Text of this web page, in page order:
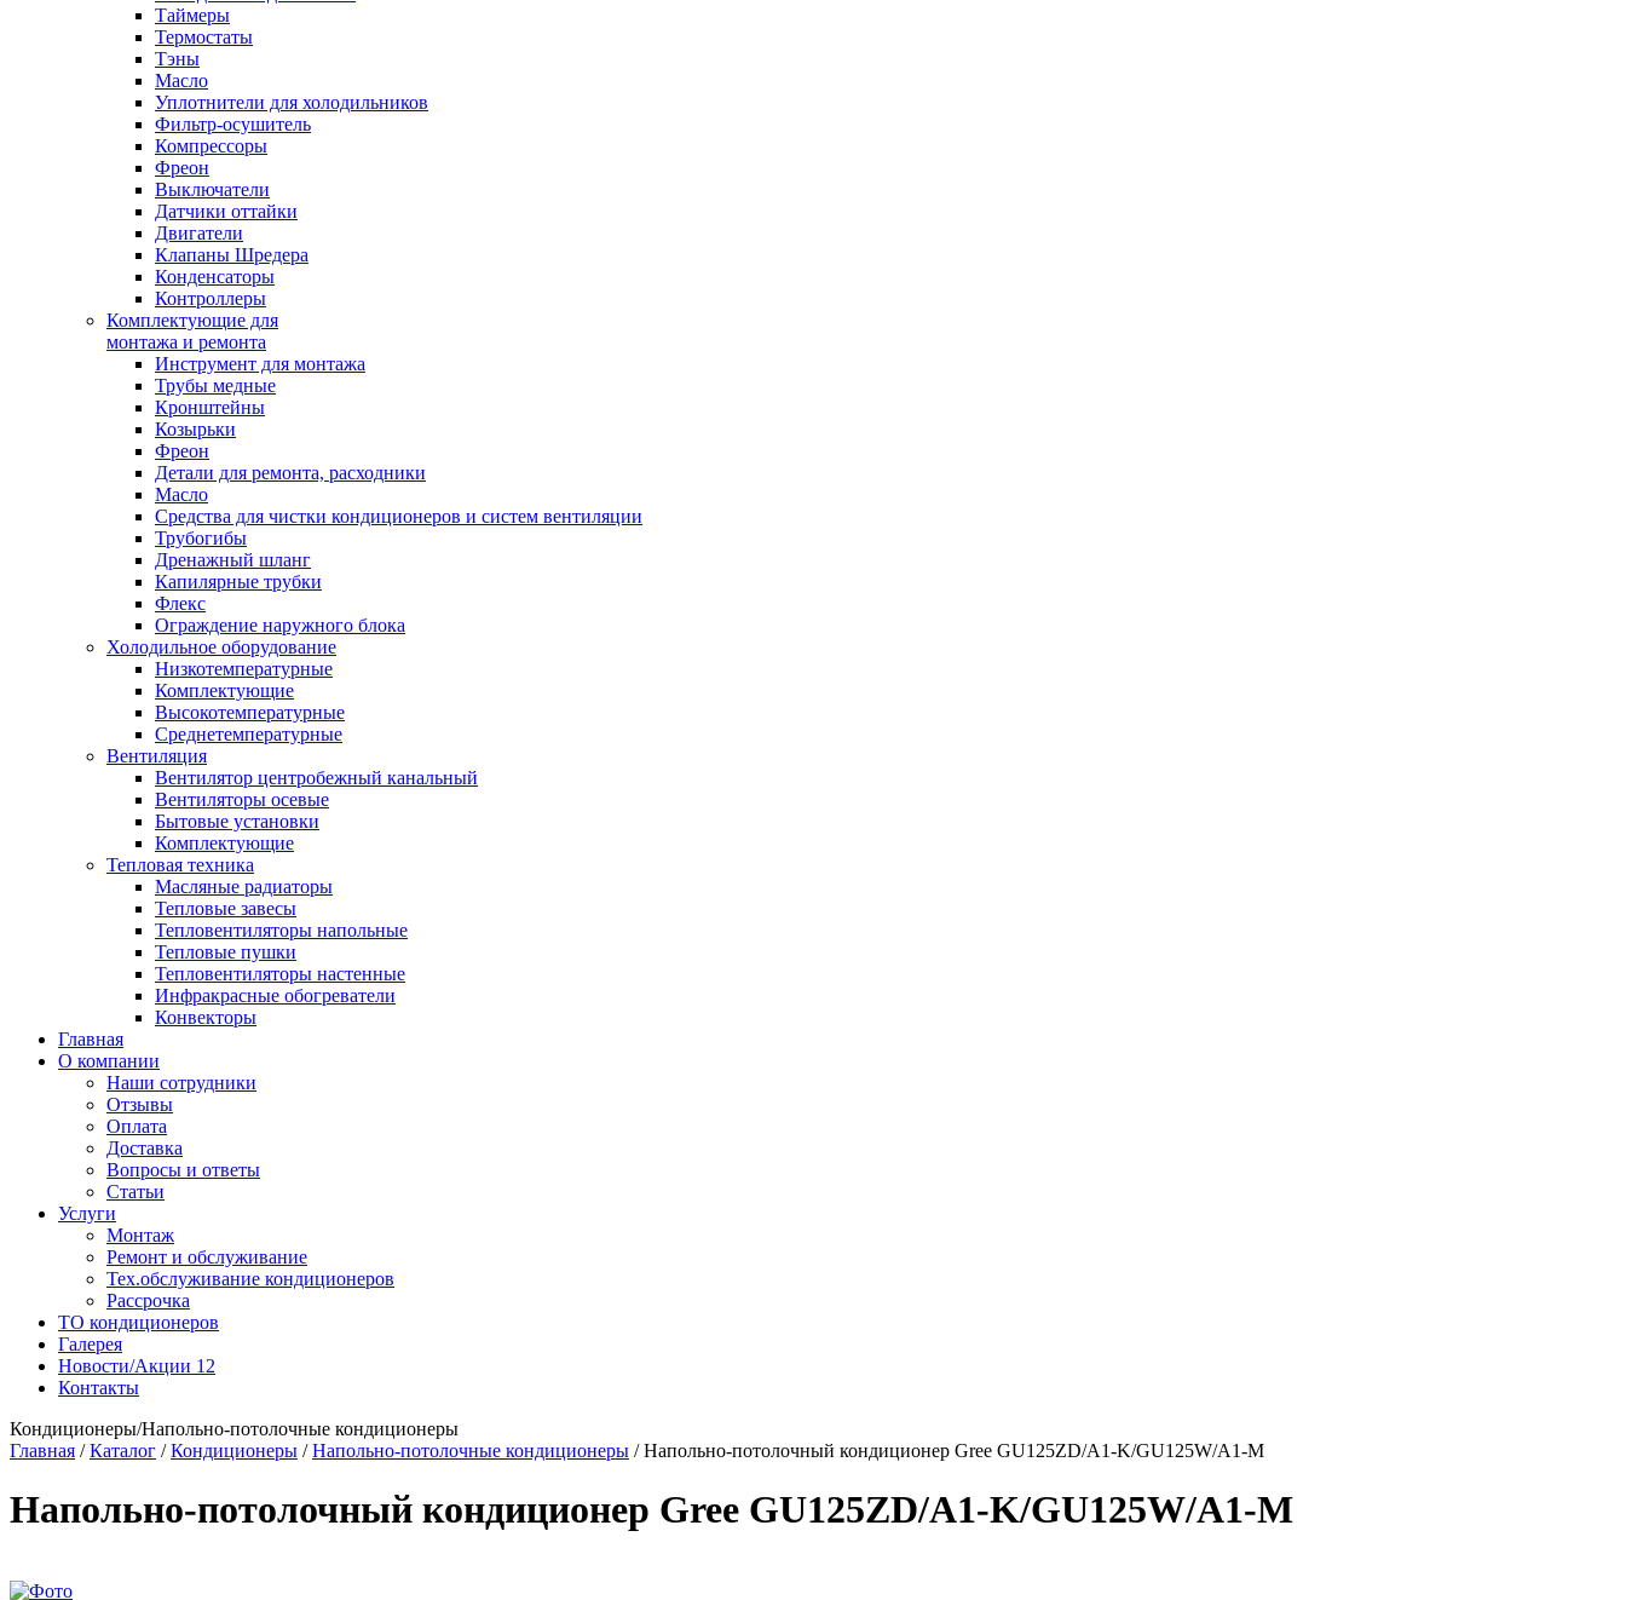
Таймеры
Термостаты
Тэны
Масло
Уплотнители для холодильников
Фильтр-осушитель
Компрессоры
Фреон
Выключатели
Датчики оттайки
Двигатели
Клапаны Шредера
Конденсаторы
Контроллеры
Комплектующие для
монтажа и ремонта
Инструмент для монтажа
Трубы медные
Кронштейны
Козырьки
Фреон
Детали для ремонта, расходники
Масло
Средства для чистки кондиционеров и систем вентиляции
Трубогибы
Дренажный шланг
Капилярные трубки
Флекс
Ограждение наружного блока
Холодильное оборудование
Низкотемпературные
Комплектующие
Высокотемпературные
Среднетемпературные
Вентиляция
Вентилятор центробежный канальный
Вентиляторы осевые
Бытовые установки
Комплектующие
Тепловая техника
Масляные радиаторы
Тепловые завесы
Тепловентиляторы напольные
Тепловые пушки
Тепловентиляторы настенные
Инфракрасные обогреватели
Конвекторы
Главная
О компании
Наши сотрудники
Отзывы
Оплата
Доставка
Вопросы и ответы
Статьи
Услуги
Монтаж
Ремонт и обслуживание
Тех.обслуживание кондиционеров
Рассрочка
ТО кондиционеров
Галерея
Новости/Акции 12
Контакты
Кондиционеры/Напольно-потолочные кондиционеры
Главная /Каталог /Кондиционеры /Напольно-потолочные кондиционеры /Напольно-потолочный кондиционер Gree GU125ZD/A1-K/GU125W/A1-M
Напольно-потолочный кондиционер Gree GU125ZD/A1-K/GU125W/A1-M